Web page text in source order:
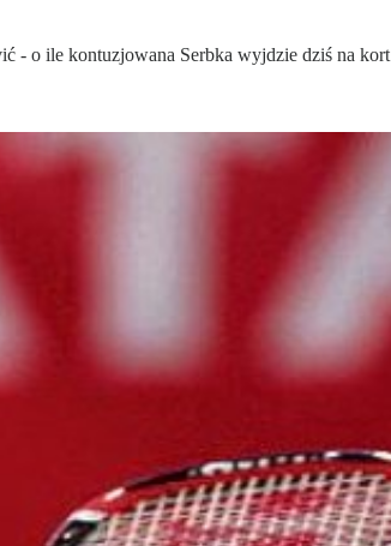
- o ile kontuzjowana Serbka wyjdzie dziś na kort